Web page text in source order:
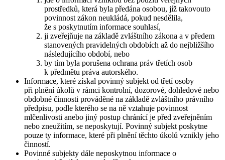
prostředků, která byla předána osobou, jíž takovouto
povinnost zákon neukládá, pokud nesdělila,
že s poskytnutím informace souhlasí,
ji zveřejňuje na základě zvláštního zákona a v předem
stanovených pravidelných obdobích až do nejbližšího
následujícího období, nebo
by tím byla porušena ochrana práv třetích osob
k předmětu práva autorského.
Informace, které získal povinný subjekt od třetí osoby
při plnění úkolů v rámci kontrolní, dozorové, dohledové nebo
obdobné činnosti prováděné na základě zvláštního právního
předpisu, podle kterého se na ně vztahuje povinnost
mlčenlivosti anebo jiný postup chránící je před zveřejněním
nebo zneužitím, se neposkytují. Povinný subjekt poskytne
pouze ty informace, které při plnění těchto úkolů vznikly jeho
činností.
Povinné subjekty dále neposkytnou informace o